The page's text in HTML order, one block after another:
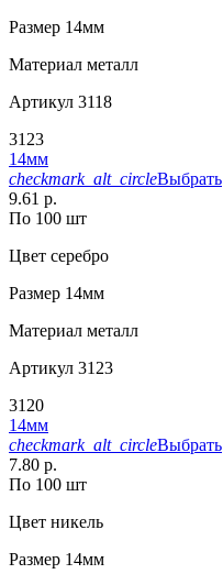
Размер 14мм
Материал металл
Артикул 3118
3123
14мм
checkmark_alt_circleВыбрать
9.61 р.
По 100 шт
Цвет серебро
Размер 14мм
Материал металл
Артикул 3123
3120
14мм
checkmark_alt_circleВыбрать
7.80 р.
По 100 шт
Цвет никель
Размер 14мм